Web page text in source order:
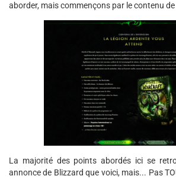
aborder, mais commençons par le contenu
La majorité des points abordés ici se
annonce de Blizzard que voici, mais... Pas